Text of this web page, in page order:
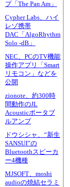
プ「The Pan Am」
Cypher Labs、ハイ
レゾ携帯
DAC「AlgoRhythm
Solo -dB」
NEC、PCのTV機能
操作アプリ「Smart
リモコン」などを
公開
zionote、約300時
間動作のJL
Acousticポータブ
ルアンプ
ドウシシャ、“新生
SANSUI”の
Bluetoothスピーカ
ー4機種
MJSOFT、moshi
audioの焼結セラミ